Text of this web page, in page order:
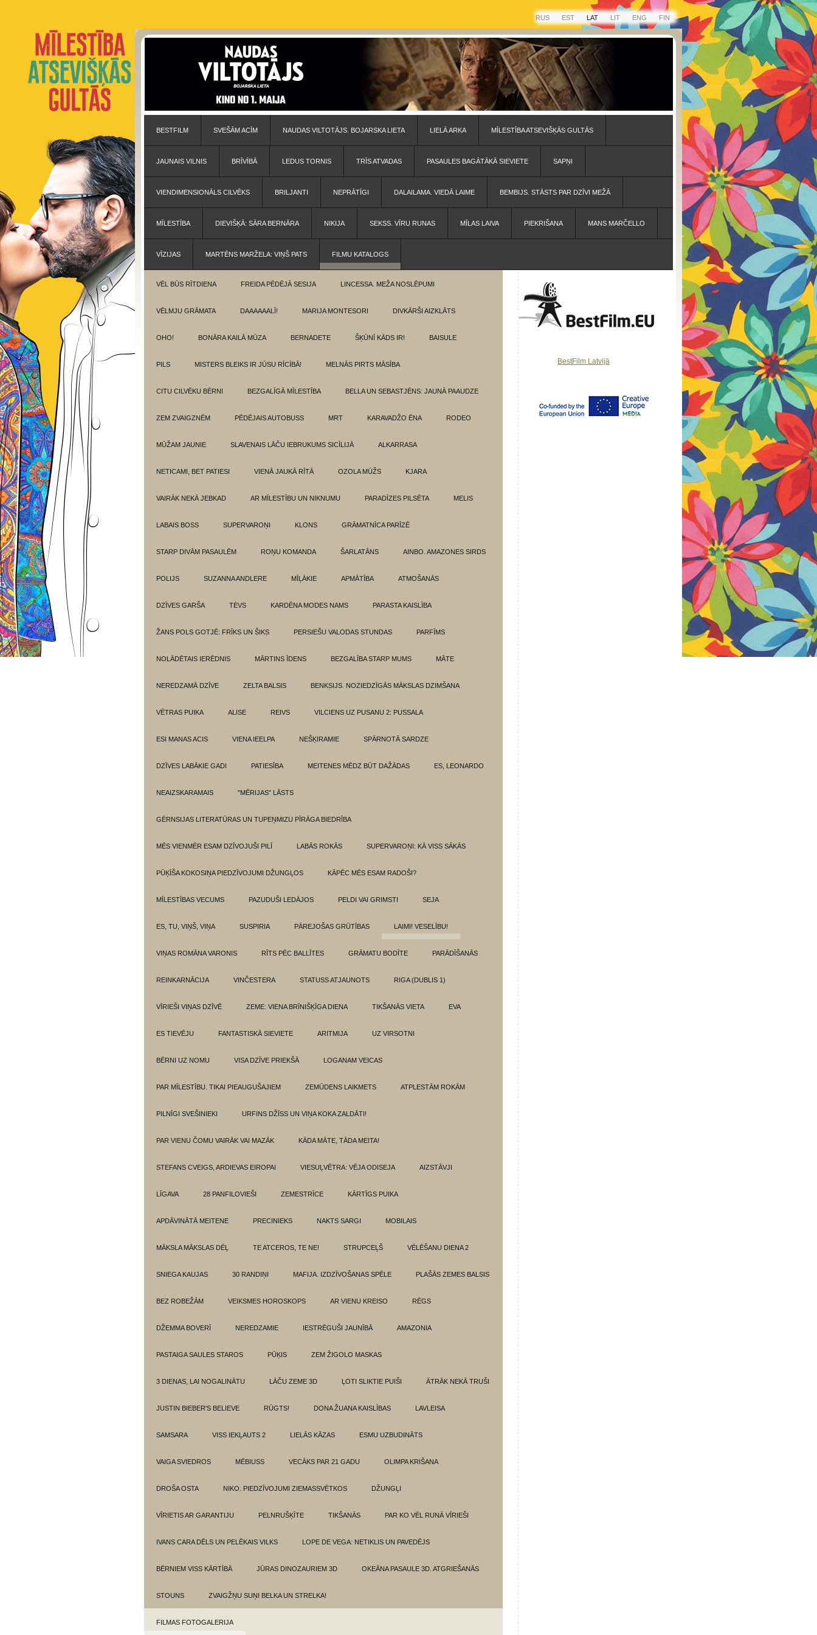
RUS EST LAT LIT ENG FIN
BESTFILM SVEŠĀM ACĪM NAUDAS VILTOTĀJS. BOJARSKA LIETA LIELĀ ARKA MĪLESTĪBA ATSEVIŠĶĀS GULTĀS
JAUNAIS VILNIS BRĪVĪBĀ LEDUS TORNIS TRĪS ATVADAS PASAULES BAGĀTĀKĀ SIEVIETE SAPŅI
VIENDIMENSIONĀLS CILVĒKS BRILJANTI NEPRĀTĪGI DALAILAMA. VIEDĀ LAIME BEMBIJS. STĀSTS PAR DZĪVI MEŽĀ
MĪLESTĪBA DIEVIŠĶĀ: SĀRA BERNĀRA NIKIJA SEKSS. VĪRU RUNAS MĪLAS LAIVA PIEKRIŠANA MANS MARČELLO
VĪZIJAS MARTĒNS MARŽELA: VIŅŠ PATS FILMU KATALOGS
VĒL BŪS RĪTDIENA FREIDA PĒDĒJĀ SESIJA LINCESSA. MEŽA NOSLĒPUMI
VĒLMJU GRĀMATA DAAAAAALĪ! MARIJA MONTESORI DIVKĀRŠI AIZKLĀTS
OHO! BONĀRA KAILĀ MŪZA BERNADETE ŠĶŪNĪ KĀDS IR! BAISULE
PILS MISTERS BLEIKS IR JŪSU RĪCĪBĀ! MELNĀS PIRTS MĀSĪBA
CITU CILVĒKU BĒRNI BEZGALĪGĀ MĪLESTĪBA BELLA UN SEBASTJĒNS: JAUNĀ PAAUDZE
ZEM ZVAIGZNĒM PĒDĒJAIS AUTOBUSS MRT KARAVADŽO ĒNA RODEO
MŪŽAM JAUNIE SLAVENAIS LĀČU IEBRUKUMS SICĪLIJĀ ALKARRASA
NETICAMI, BET PATIESI VIENĀ JAUKĀ RĪTĀ OZOLA MŪŽS KJARA
VAIRĀK NEKĀ JEBKAD AR MĪLESTĪBU UN NIKNUMU PARADĪZES PILSĒTA MELIS
LABAIS BOSS SUPERVAROŅI KLONS GRĀMATNĪCA PARĪZĒ
STARP DIVĀM PASAULĒM ROŅU KOMANDA ŠARLATĀNS AINBO. AMAZONES SIRDS
POLIJS SUZANNA ANDLERE MĪĻĀKIE APMĀTĪBA ATMOŠANĀS
DZĪVES GARŠA TĖVS KARDĒNA MODES NAMS PARASTA KAISLĪBA
ŽANS POLS GOTJĒ: FRĪKS UN ŠIKS PERSIEŠU VALODAS STUNDAS PARFĪMS
NOLĀDĒTAIS IERĒDNIS MĀRTINS ĪDENS BEZGALĪBA STARP MUMS MĀTE
NEREDZAMĀ DZĪVE ZELTA BALSIS BENKSIJS. NOZIEDZĪGĀS MĀKSLAS DZIMŠANA
VĒTRAS PUIKA ALISE REIVS VILCIENS UZ PUSANU 2: PUSSALA
ESI MANAS ACIS VIENA IEELPA NEŠĶIRAMIE SPĀRNOTĀ SARDZE
DZĪVES LABĀKIE GADI PATIESĪBA MEITENES MĒDZ BŪT DAŽĀDAS ES, LEONARDO
NEAIZSKARAMAIS "MĒRIJAS" LĀSTS
GĒRNSIJAS LITERATŪRAS UN TUPEŅMIZU PĪRĀGA BIEDRĪBA
MĒS VIENMĒR ESAM DZĪVOJUŠI PILĪ LABĀS ROKĀS SUPERVAROŅI: KĀ VISS SĀKĀS
PŪĶĪŠA KOKOSIŅA PIEDZĪVOJUMI DŽUNGĻOS KĀPĒC MĒS ESAM RADOŠI?
MĪLESTĪBAS VECUMS PAZUDUŠI LEDĀJOS PELDI VAI GRIMSTI SEJA
ES, TU, VIŅŠ, VIŅA SUSPIRIA PĀREJOŠAS GRŪTĪBAS LAIMI! VESELĪBU!
VIŅAS ROMĀNA VARONIS RĪTS PĒC BALLĪTES GRĀMATU BODĪTE PARĀDĪŠANĀS
REINKARNĀCIJA VINČESTERA STATUSS ATJAUNOTS RIGA (DUBLIS 1)
VĪRIEŠI VIŅAS DZĪVĒ ZEME: VIENA BRĪNIŠĶĪGA DIENA TIKŠANĀS VIETA EVA
ES TIEVĒJU FANTASTISKĀ SIEVIETE ARITMIJA UZ VIRSOTNI
BĒRNI UZ NOMU VISA DZĪVE PRIEKŠĀ LOGANAM VEICAS
PAR MĪLESTĪBU. TIKAI PIEAUGUŠAJIEM ZEMŪDENS LAIKMETS ATPLESTĀM ROKĀM
PILNĪGI SVEŠINIEKI URFINS DŽĪSS UN VIŅA KOKA ZALDĀTI!
PAR VIENU ČOMU VAIRĀK VAI MAZĀK KĀDA MĀTE, TĀDA MEITA!
STEFANS CVEIGS, ARDIEVAS EIROPAI VIESUĻVĒTRA: VĒJA ODISEJA AIZSTĀVJI
LĪGAVA 28 PANFILOVIEŠI ZEMESTRĪCE KĀRTĪGS PUIKA
APDĀVINĀTĀ MEITENE PRECINIEKS NAKTS SARGI MOBILAIS
MĀKSLA MĀKSLAS DĒĻ TE ATCEROS, TE NE! STRUPCEĻŠ VĒLĒŠANU DIENA 2
SNIEGA KAUJAS 30 RANDIŅI MAFIJA. IZDZĪVOŠANAS SPĒLE PLAŠĀS ZEMES BALSIS
BEZ ROBEŽĀM VEIKSMES HOROSKOPS AR VIENU KREISO RĒGS
DŽEMMA BOVERĪ NEREDZAMIE IESTRĒGUŠI JAUNĪBĀ AMAZONIA
PASTAIGA SAULES STAROS PŪĶIS ZEM ŽIGOLO MASKAS
3 DIENAS, LAI NOGALINĀTU LĀČU ZEME 3D ĻOTI SLIKTIE PUIŠI ĀTRĀK NEKĀ TRUŠI
JUSTIN BIEBER'S BELIEVE RŪGTS! DONA ŽUANA KAISLĪBAS LAVLEISA
SAMSARA VISS IEKĻAUTS 2 LIELĀS KĀZAS ESMU UZBUDINĀTS
VAIGA SVIEDROS MĒBIUSS VECĀKS PAR 21 GADU OLIMPA KRIŠANA
DROŠA OSTA NIKO. PIEDZĪVOJUMI ZIEMASSVĒTKOS DŽUNGĻI
VĪRIETIS AR GARANTIJU PELNRUŠĶĪTE TIKŠANĀS PAR KO VĒL RUNĀ VĪRIEŠI
IVANS CARA DĒLS UN PELĒKAIS VILKS LOPE DE VEGA: NETIKLIS UN PAVEDĒJS
BĒRNIEM VISS KĀRTĪBĀ JŪRAS DINOZAURIEM 3D OKEĀNA PASAULE 3D. ATGRIEŠANĀS
STOUNS ZVAIGŽŅU SUŅI BELKA UN STRELKA!
FILMAS FOTOGALERIJA
BestFilm Latvijā